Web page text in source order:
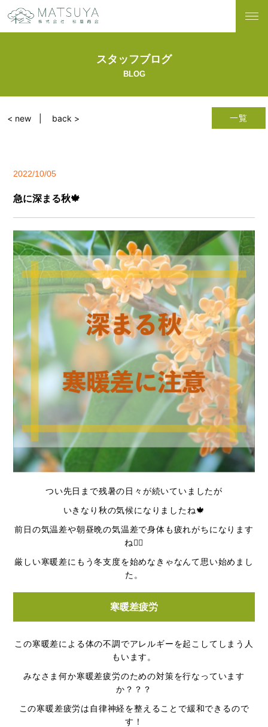
スタッフブログ
BLOG
一覧
< new back >
2022/10/05
急に深まる秋🍁
つい先日まで残暑の日々が続いていましたが
いきなり秋の気候になりましたね🍁
前日の気温差や朝昼晩の気温差で身体も疲れがちになります
ね🙇‍♀️
厳しい寒暖差にもう冬支度を始めなきゃなんて思い始めまし
た。
寒暖差疲労
この寒暖差による体の不調でアレルギーを起こしてしまう人
もいます。
みなさま何か寒暖差疲労のための対策を行なっています
か？？？
この寒暖差疲労は自律神経を整えることで緩和できるので
す！